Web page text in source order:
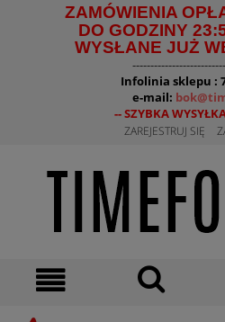
ZAMÓWIENIA
DO GODZINY
WYSŁANE JUŻ
Infolinia sklepu :
e-mail:
-- SZYBKA
ZAREJESTRUJ SIĘ